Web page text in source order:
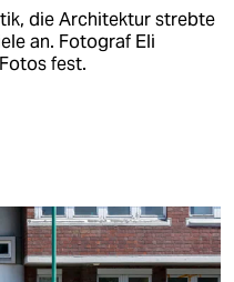
die Architektur strebte
an. Fotograf Eli
fest.